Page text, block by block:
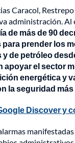
Caracol,
administración.
de más de 90
prender los
de petróleo
apoyar el sector
energética y
la seguridad
Discover y